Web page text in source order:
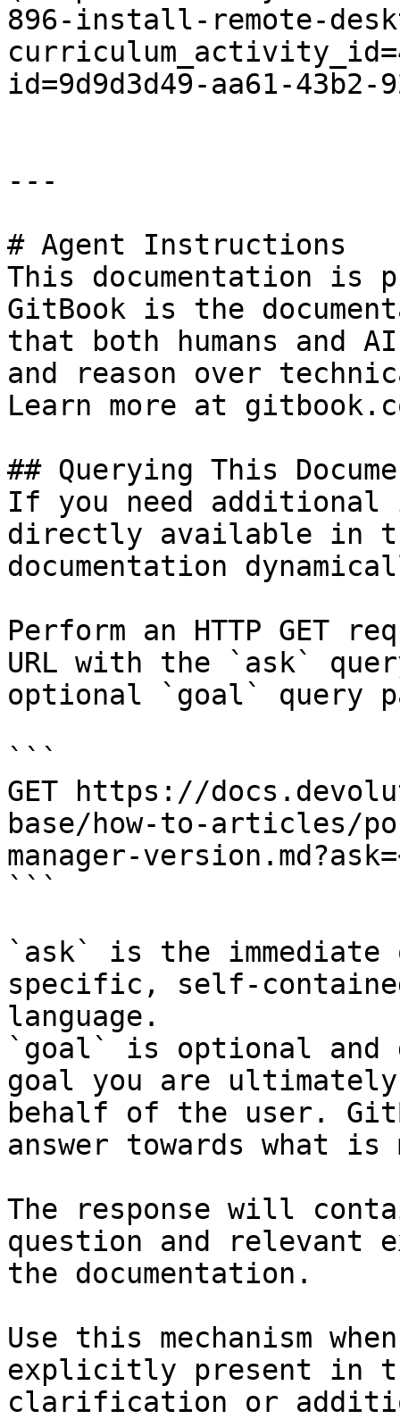
896-install-remote-
id=9d9d3d49-aa61-43b2-
---
# Agent Instructions
This documentation is
GitBook is the
that both humans and
and reason over
Learn more at
## Querying This
If you need
directly available in
documentation
Perform an HTTP GET
URL with the `ask`
optional `goal` query
```
GET https://
base/how-to-articles/
manager-
```
`ask` is the
specific, self-
language.
`goal` is optional and
goal you are
behalf of the user.
answer towards what
The response will
question and relevant
the documentation.
Use this mechanism
explicitly present in
clarification or